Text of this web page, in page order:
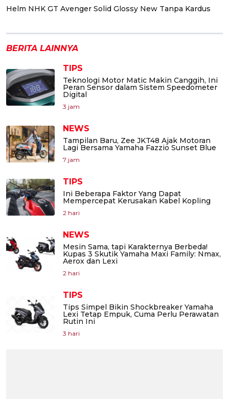
Helm NHK GT Avenger Solid Glossy New Tanpa Kardus
BERITA LAINNYA
TIPS
Teknologi Motor Matic Makin Canggih, Ini
Peran Sensor dalam Sistem Speedometer
Digital
3 jam
NEWS
Tampilan Baru, Zee JKT48 Ajak Motoran
Lagi Bersama Yamaha Fazzio Sunset Blue
7 jam
TIPS
Ini Beberapa Faktor Yang Dapat
Mempercepat Kerusakan Kabel Kopling
2 hari
NEWS
Mesin Sama, tapi Karakternya Berbeda!
Kupas 3 Skutik Yamaha Maxi Family: Nmax,
Aerox dan Lexi
2 hari
TIPS
Tips Simpel Bikin Shockbreaker Yamaha
Lexi Tetap Empuk, Cuma Perlu Perawatan
Rutin Ini
3 hari